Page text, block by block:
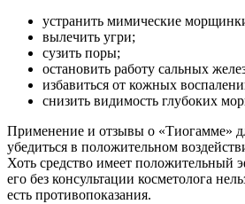
устранить мимические
вылечить угри;
сузить поры;
остановить работу сальных
избавиться от кожных
снизить видимость глубоких
Применение и отзывы о «Тиогамме»
убедиться в положительном
Хоть средство имеет положительный
его без консультации косметолога
есть противопоказания.